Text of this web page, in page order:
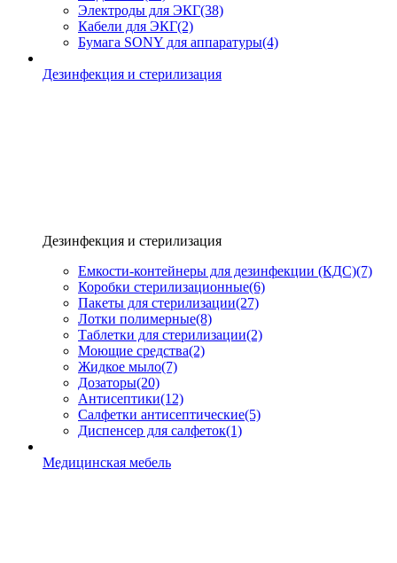
Электроды для ЭКГ(38)
Кабели для ЭКГ(2)
Бумага SONY для аппаратуры(4)
Дезинфекция и стерилизация
Дезинфекция и стерилизация
Емкости-контейнеры для дезинфекции (КДС)(7)
Коробки стерилизационные(6)
Пакеты для стерилизации(27)
Лотки полимерные(8)
Таблетки для стерилизации(2)
Моющие средства(2)
Жидкое мыло(7)
Дозаторы(20)
Антисептики(12)
Салфетки антисептические(5)
Диспенсер для салфеток(1)
Медицинская мебель